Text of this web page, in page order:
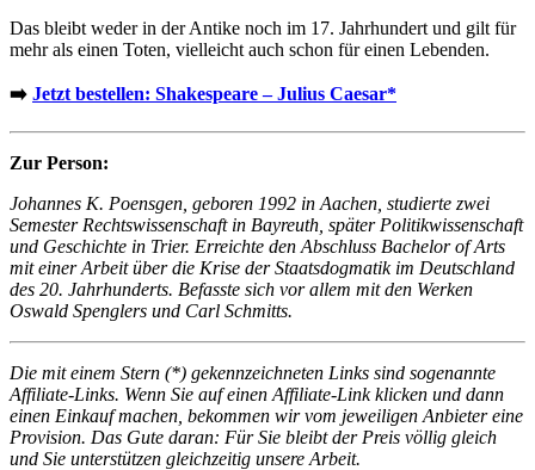
Das bleibt weder in der Antike noch im 17. Jahrhundert und gilt für
mehr als einen Toten, vielleicht auch schon für einen Lebenden.
➡️ Jetzt bestellen: Shakespeare – Julius Caesar*
Zur Person:
Johannes K. Poensgen, geboren 1992 in Aachen, studierte zwei
Semester Rechtswissenschaft in Bayreuth, später Politikwissenschaft
und Geschichte in Trier. Erreichte den Abschluss Bachelor of Arts
mit einer Arbeit über die Krise der Staatsdogmatik im Deutschland
des 20. Jahrhunderts. Befasste sich vor allem mit den Werken
Oswald Spenglers und Carl Schmitts.
Die mit einem Stern (*) gekennzeichneten Links sind sogenannte
Affiliate-Links. Wenn Sie auf einen Affiliate-Link klicken und dann
einen Einkauf machen, bekommen wir vom jeweiligen Anbieter eine
Provision. Das Gute daran: Für Sie bleibt der Preis völlig gleich
und Sie unterstützen gleichzeitig unsere Arbeit.